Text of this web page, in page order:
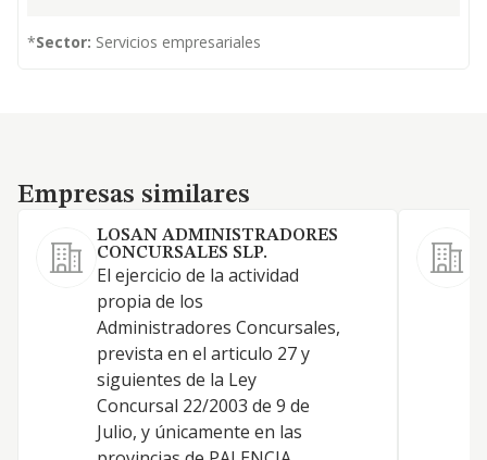
*Sector: Servicios empresariales
Empresas similares
Empresas similares
LOSAN ADMINISTRADORES
CONCURSALES SLP.
El ejercicio de la actividad
propia de los
Administradores Concursales,
prevista en el articulo 27 y
siguientes de la Ley
Concursal 22/2003 de 9 de
Julio, y únicamente en las